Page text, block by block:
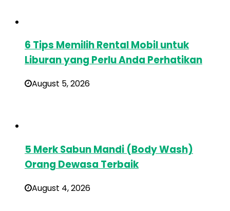
6 Tips Memilih Rental Mobil untuk
Liburan yang Perlu Anda Perhatikan
August 5, 2026
5 Merk Sabun Mandi (Body Wash)
Orang Dewasa Terbaik
August 4, 2026